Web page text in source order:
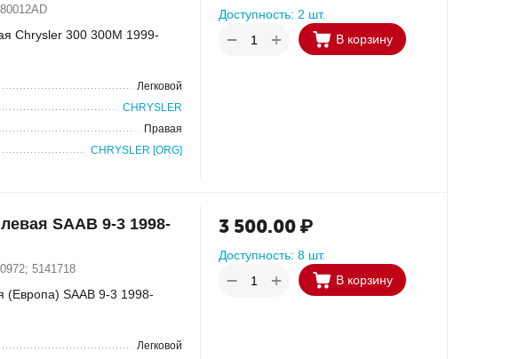
Chrysler 300 300М 1999-
Легковой
CHRYSLER
Правая
CHRYSLER [ORG]
Доступность: 2 шт.
+
− В корзину
SAAB 9-3 1998-
5141718
(Европа) SAAB 9-3 1998-
Легковой
3 500.00 ₽
Доступность: 8 шт.
+
− В корзину